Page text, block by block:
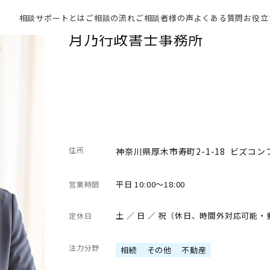
相談サポートとは ご相談の流れご相談者様の声よくある質問お役
月乃行政書士事務所
住所 神奈川県厚木市寿町2-1-18 ビズコン
営業時間 平日 10:00～18:00
定休日 土 ／ 日 ／ 祝（休日、時間外対応可能・
注力分野 相続 その他 不動産